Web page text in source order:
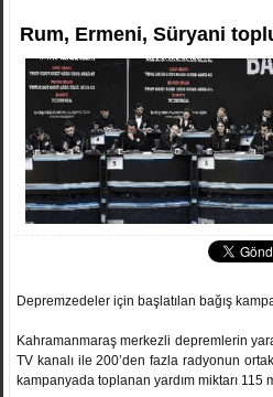
Rum, Ermeni, Süryani
Depremzedeler için başlatılan bağış
Kahramanmaraş merkezli depremlerin
TV kanalı ile 200’den fazla radyonun
kampanyada toplanan yardım miktarı 115